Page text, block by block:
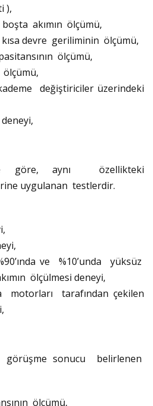
),
akımın ölçümü,
devre geriliminin ölçümü,
ölçümü,
ölçümü,
değiştiriciler üzerindeki
deneyi,
göre, aynı özellikteki
uygulanan testlerdir.
ve %10’unda yüksüz
ölçülmesi deneyi,
motorları tarafından çekilen
görüşme sonucu belirlenen
ölçümü,